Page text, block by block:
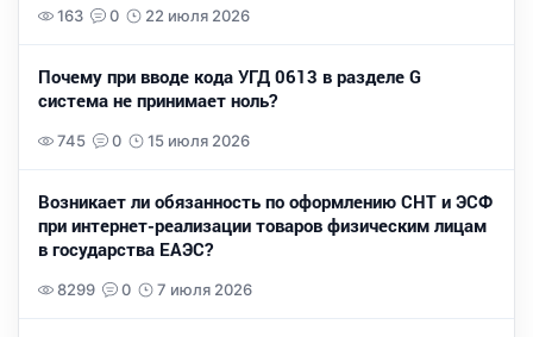
163 0 22 июля 2026
Почему при вводе кода УГД 0613 в разделе G
система не принимает ноль?
745 0 15 июля 2026
Возникает ли обязанность по оформлению СНТ и ЭСФ
при интернет-реализации товаров физическим лицам
в государства ЕАЭС?
8299 0 7 июля 2026